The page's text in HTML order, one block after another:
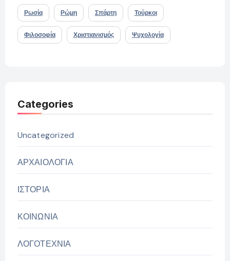
Ρωσία Ρώμη Σπάρτη Τούρκοι
Φιλοσοφία Χριστιανισμός Ψυχολογία
Categories
Uncategorized
ΑΡΧΑΙΟΛΟΓΙΑ
ΙΣΤΟΡΙΑ
ΚΟΙΝΩΝΙΑ
ΛΟΓΟΤΕΧΝΙΑ